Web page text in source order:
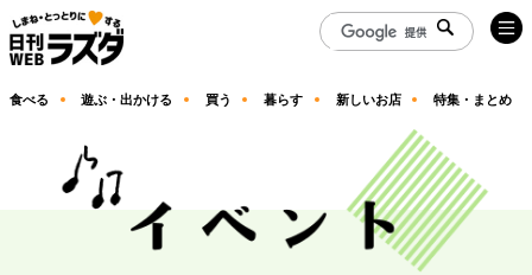
食べる 遊ぶ・出かける 買う 暮らす 新しいお店 特集・まとめ